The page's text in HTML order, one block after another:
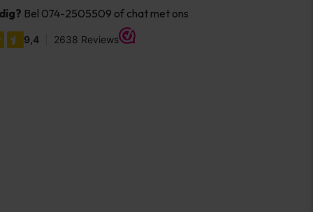
Bel 074-2505509 of chat met ons